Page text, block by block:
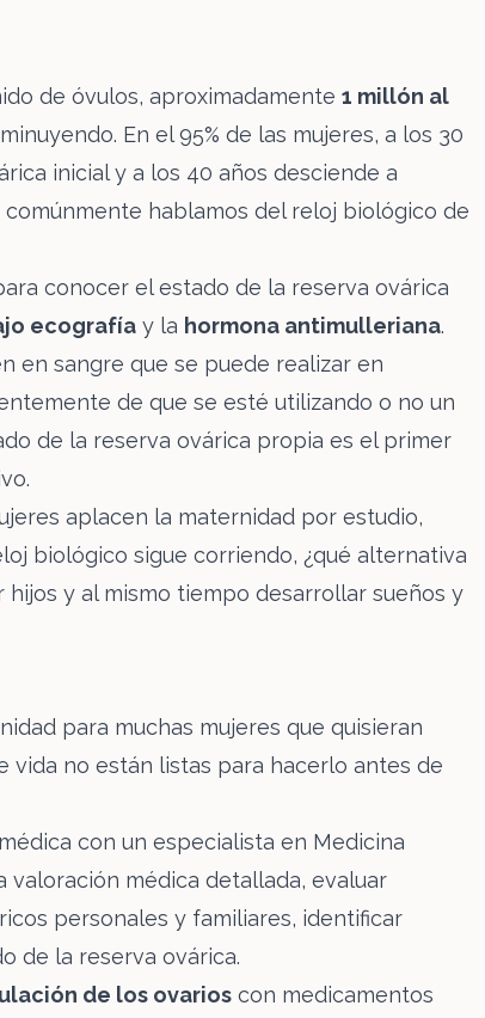
de óvulos, aproximadamente 1 millón al
En el 95% de las mujeres, a los 30
inicial y a los 40 años desciende a
comúnmente hablamos del reloj biológico de
conocer el estado de la reserva ovárica
ecografía y la hormona antimulleriana.
en sangre que se puede realizar en
de que se esté utilizando o no un
de la reserva ovárica propia es el primer
aplacen la maternidad por estudio,
biológico sigue corriendo, ¿qué alternativa
y al mismo tiempo desarrollar sueños y
para muchas mujeres que quisieran
no están listas para hacerlo antes de
con un especialista en Medicina
valoración médica detallada, evaluar
personales y familiares, identificar
de la reserva ovárica.
de los ovarios con medicamentos